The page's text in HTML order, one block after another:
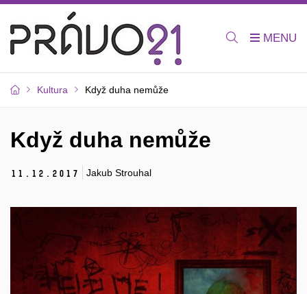
Kultura Když duha nemůže
Když duha nemůže
11. 12. 2017 Jakub Strouhal